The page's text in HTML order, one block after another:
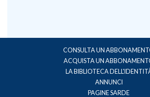
CONSULTA UN
ACQUISTA UN
LA BIBLIOTECA
ANNUNCI
PAGINE SARDE